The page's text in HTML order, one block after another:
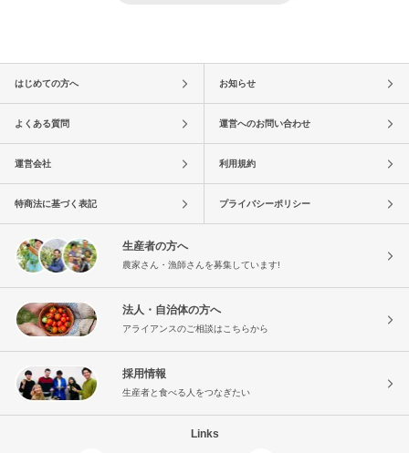
はじめての方へ お知らせ
よくある質問 運営へのお問い合わせ
運営会社 利用規約
特商法に基づく表記 プライバシーポリシー
生産者の方へ
農家さん・漁師さんを募集しています!
法人・自治体の方へ
アライアンスのご相談はこちらから
採用情報
生産者と食べる人をつなぎたい
Links